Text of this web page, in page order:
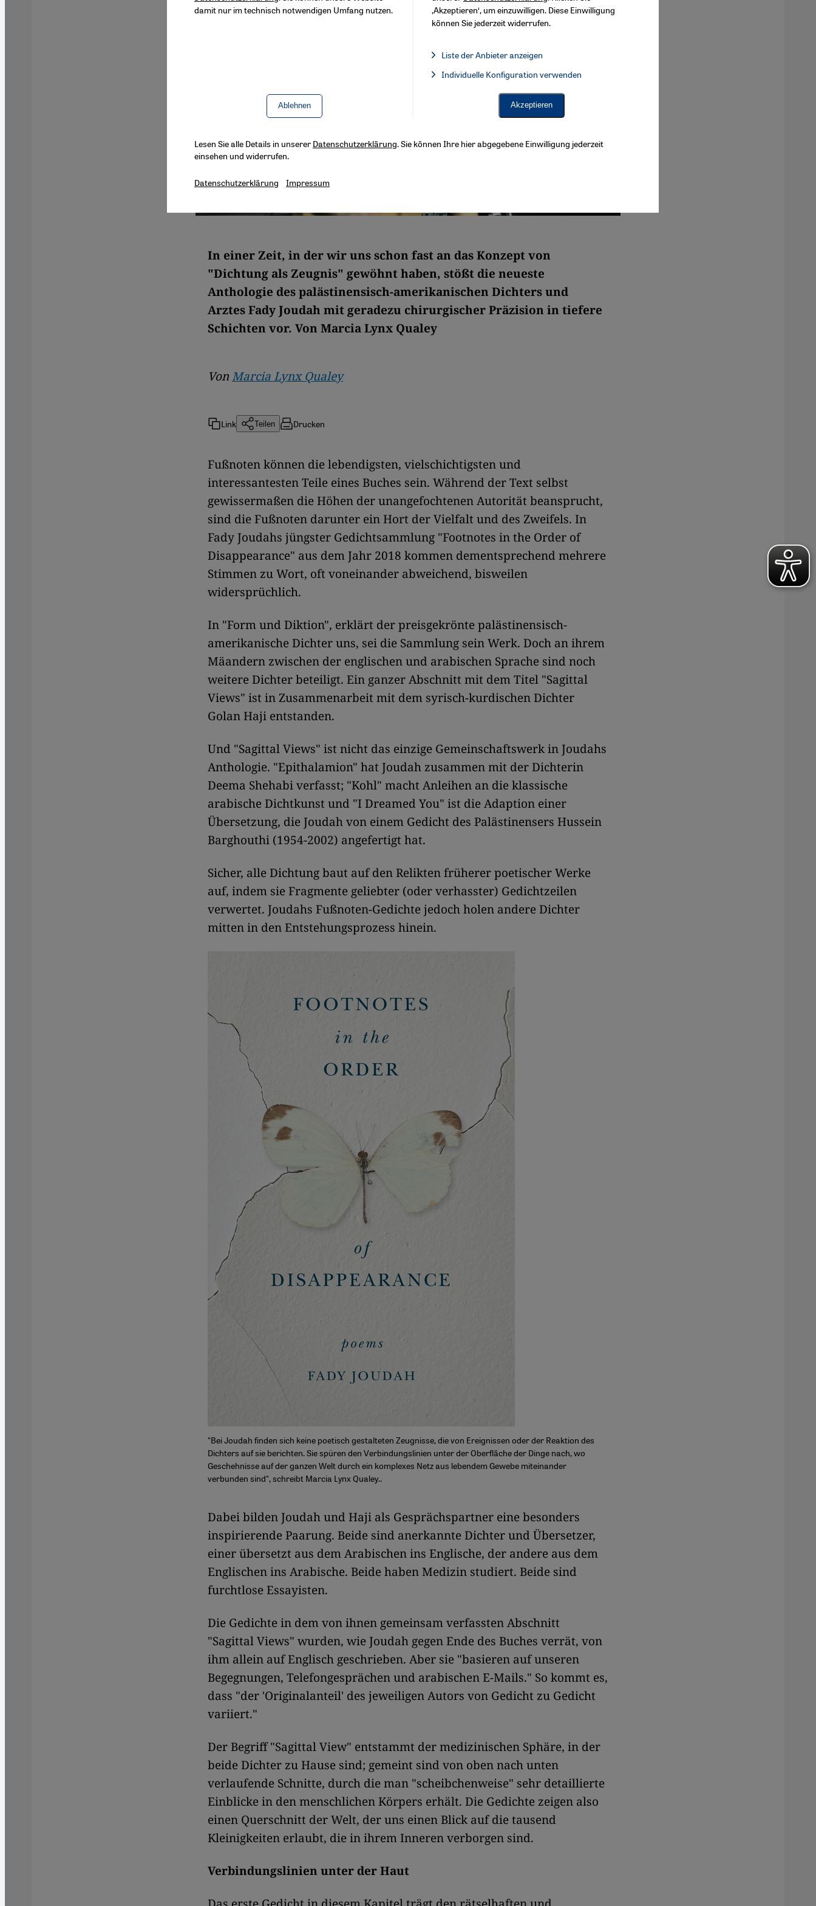
In einer Zeit, in der wir uns schon fast an das Konzept von
"Dichtung als Zeugnis" gewöhnt haben, stößt die neueste
Anthologie des palästinensisch-amerikanischen Dichters und
Arztes Fady Joudah mit geradezu chirurgischer Präzision in tiefere
Schichten vor. Von Marcia Lynx Qualey
Von Marcia Lynx Qualey
Link Teilen Drucken
Fußnoten können die lebendigsten, vielschichtigsten und
interessantesten Teile eines Buches sein. Während der Text selbst
gewissermaßen die Höhen der unangefochtenen Autorität beansprucht,
sind die Fußnoten darunter ein Hort der Vielfalt und des Zweifels. In
Fady Joudahs jüngster Gedichtsammlung "Footnotes in the Order of
Disappearance" aus dem Jahr 2018 kommen dementsprechend mehrere
Stimmen zu Wort, oft voneinander abweichend, bisweilen
widersprüchlich.
In "Form und Diktion", erklärt der preisgekrönte palästinensisch-
amerikanische Dichter uns, sei die Sammlung sein Werk. Doch an ihrem
Mäandern zwischen der englischen und arabischen Sprache sind noch
weitere Dichter beteiligt. Ein ganzer Abschnitt mit dem Titel "Sagittal
Views" ist in Zusammenarbeit mit dem syrisch-kurdischen Dichter
Golan Haji entstanden.
Und "Sagittal Views" ist nicht das einzige Gemeinschaftswerk in Joudahs
Anthologie. "Epithalamion" hat Joudah zusammen mit der Dichterin
Deema Shehabi verfasst; "Kohl" macht Anleihen an die klassische
arabische Dichtkunst und "I Dreamed You" ist die Adaption einer
Übersetzung, die Joudah von einem Gedicht des Palästinensers Hussein
Barghouthi (1954-2002) angefertigt hat.
Sicher, alle Dichtung baut auf den Relikten früherer poetischer Werke
auf, indem sie Fragmente geliebter (oder verhasster) Gedichtzeilen
verwertet. Joudahs Fußnoten-Gedichte jedoch holen andere Dichter
mitten in den Entstehungsprozess hinein.
"Bei Joudah finden sich keine poetisch gestalteten Zeugnisse, die von Ereignissen oder der Reaktion des
Dichters auf sie berichten. Sie spüren den Verbindungslinien unter der Oberfläche der Dinge nach, wo
Geschehnisse auf der ganzen Welt durch ein komplexes Netz aus lebendem Gewebe miteinander
verbunden sind", schreibt Marcia Lynx Qualey..
Dabei bilden Joudah und Haji als Gesprächspartner eine besonders
inspirierende Paarung. Beide sind anerkannte Dichter und Übersetzer,
einer übersetzt aus dem Arabischen ins Englische, der andere aus dem
Englischen ins Arabische. Beide haben Medizin studiert. Beide sind
furchtlose Essayisten.
Die Gedichte in dem von ihnen gemeinsam verfassten Abschnitt
"Sagittal Views" wurden, wie Joudah gegen Ende des Buches verrät, von
ihm allein auf Englisch geschrieben. Aber sie "basieren auf unseren
Begegnungen, Telefongesprächen und arabischen E-Mails." So kommt es,
dass "der 'Originalanteil' des jeweiligen Autors von Gedicht zu Gedicht
variiert."
Der Begriff "Sagittal View" entstammt der medizinischen Sphäre, in der
beide Dichter zu Hause sind; gemeint sind von oben nach unten
verlaufende Schnitte, durch die man "scheibchenweise" sehr detaillierte
Einblicke in den menschlichen Körpers erhält. Die Gedichte zeigen also
einen Querschnitt der Welt, der uns einen Blick auf die tausend
Kleinigkeiten erlaubt, die in ihrem Inneren verborgen sind.
Verbindungslinien unter der Haut
damit nur im technisch notwendigen Umfang nutzen.
Ablehnen
‚Akzeptieren‘, um einzuwilligen. Diese Einwilligung
können Sie jederzeit widerrufen.
Liste der Anbieter anzeigen
Facebook Embed / Facebook Connect, Google Maps Embed, Google Tag Manager, Instagram Embed,
Individuelle Konfiguration verwenden
Akzeptieren
Lesen Sie alle Details in unserer Datenschutzerklärung. Sie können Ihre hier abgegebene Einwilligung jederzeit
einsehen und widerrufen.
Datenschutzerklärung Impressum